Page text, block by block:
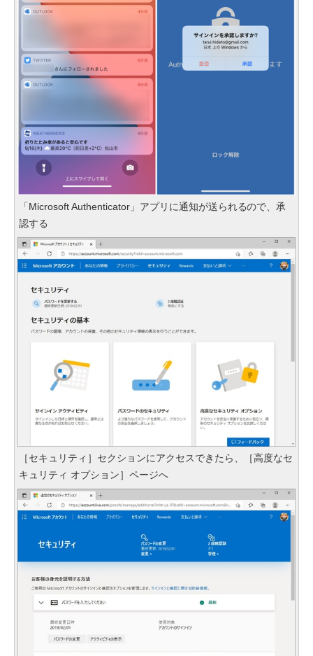
「Microsoft Authenticator」アプリに通知が送られるので、承
認する
［セキュリティ］セクションにアクセスできたら、［高度なセ
キュリティ オプション］ページへ